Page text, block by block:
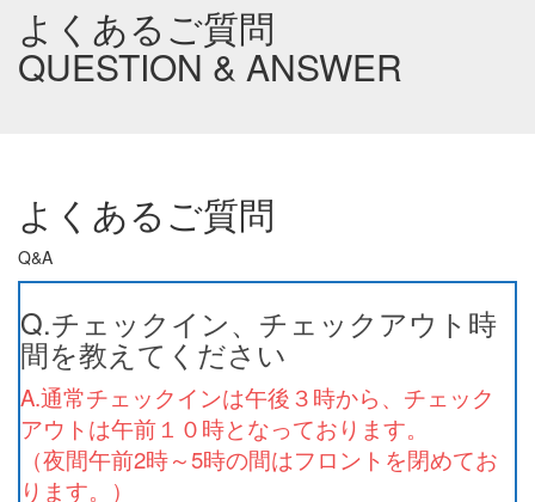
よくあるご質問
QUESTION & ANSWER
よくあるご質問
Q&A
Q.チェックイン、チェックアウト時
間を教えてください
A.通常チェックインは午後３時から、チェック
アウトは午前１０時となっております。
（夜間午前2時～5時の間はフロントを閉めてお
ります。）